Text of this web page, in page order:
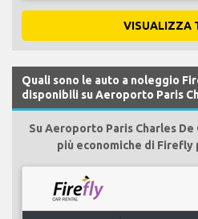
VISUALIZZA
Quali sono le auto a noleggio
disponibili su Aeroporto Paris
Su Aeroporto Paris Charles
più economiche di Firefly